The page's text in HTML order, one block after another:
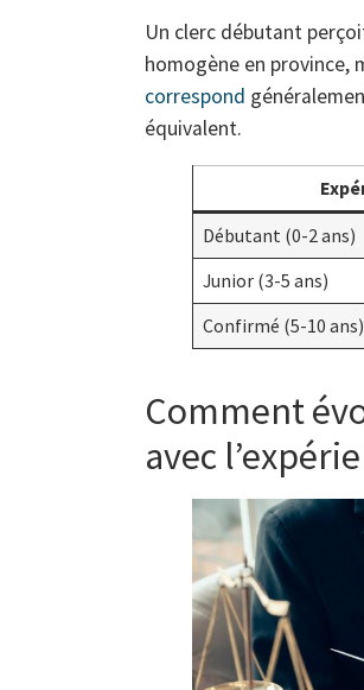
Un clerc débutant
homogène en province,
correspond
équivalent.
Débutant (0-2 ans)
Junior (3-5 ans)
Confirmé (5-10 ans)
Comment
avec